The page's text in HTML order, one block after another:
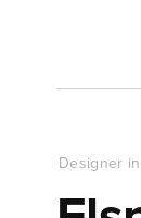
Designer